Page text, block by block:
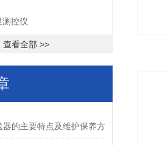
测控仪
查看全部 >>
器的主要特点及维护保养方